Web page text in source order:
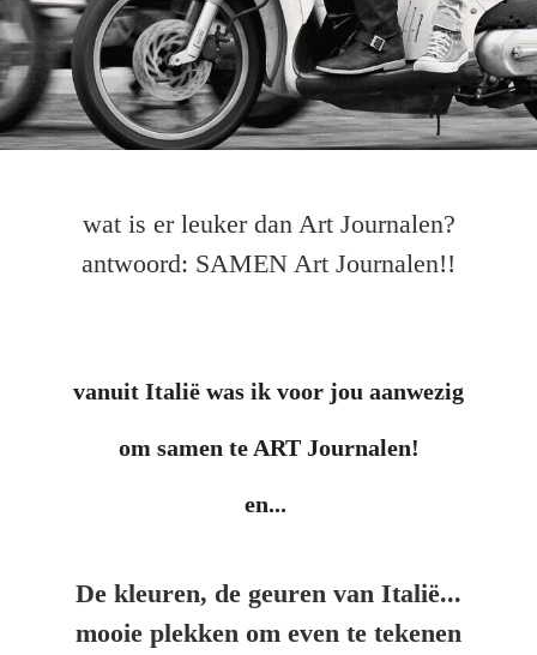
wat is er leuker dan Art Journalen?
antwoord: SAMEN Art Journalen!!
vanuit Italië was ik voor jou aanwezig
om samen te ART Journalen!
en...
De kleuren, de geuren van Italië...
mooie plekken om even te tekenen